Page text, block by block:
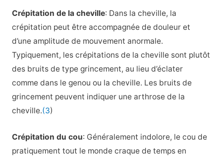
Crépitation de la cheville: Dans la cheville, la
crépitation peut être accompagnée de douleur et
d’une amplitude de mouvement anormale.
Typiquement, les crépitations de la cheville sont plutôt
des bruits de type grincement, au lieu d’éclater
comme dans le genou ou la cheville. Les bruits de
grincement peuvent indiquer une arthrose de la
cheville.(3)
Crépitation du cou: Généralement indolore, le cou de
pratiquement tout le monde craque de temps en